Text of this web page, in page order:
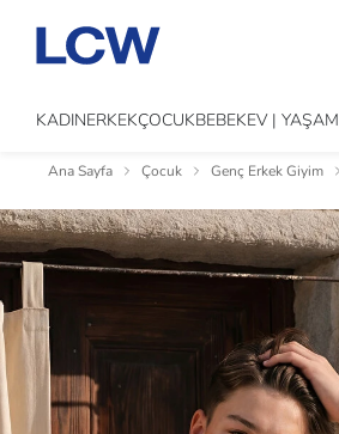
KADINERKEKÇOCUKBEBEKEV | YAŞAM
Ana Sayfa Çocuk Genç Erkek Giyim